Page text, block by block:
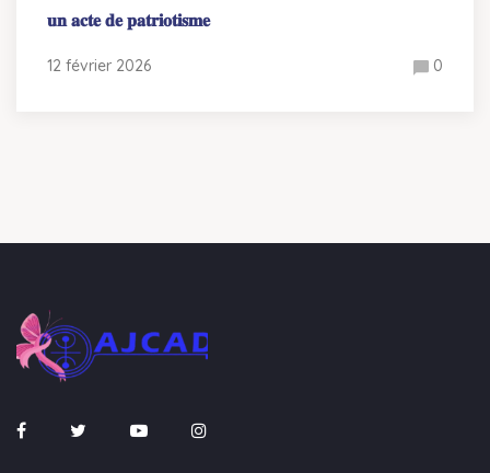
𝐮𝐧 𝐚𝐜𝐭𝐞 𝐝𝐞 𝐩𝐚𝐭𝐫𝐢𝐨𝐭𝐢𝐬𝐦𝐞
12 février 2026 0